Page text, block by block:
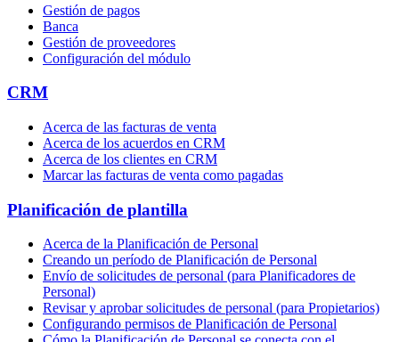
Gestión de pagos
Banca
Gestión de proveedores
Configuración del módulo
CRM
Acerca de las facturas de venta
Acerca de los acuerdos en CRM
Acerca de los clientes en CRM
Marcar las facturas de venta como pagadas
Planificación de plantilla
Acerca de la Planificación de Personal
Creando un período de Planificación de Personal
Envío de solicitudes de personal (para Planificadores de
Personal)
Revisar y aprobar solicitudes de personal (para Propietarios)
Configurando permisos de Planificación de Personal